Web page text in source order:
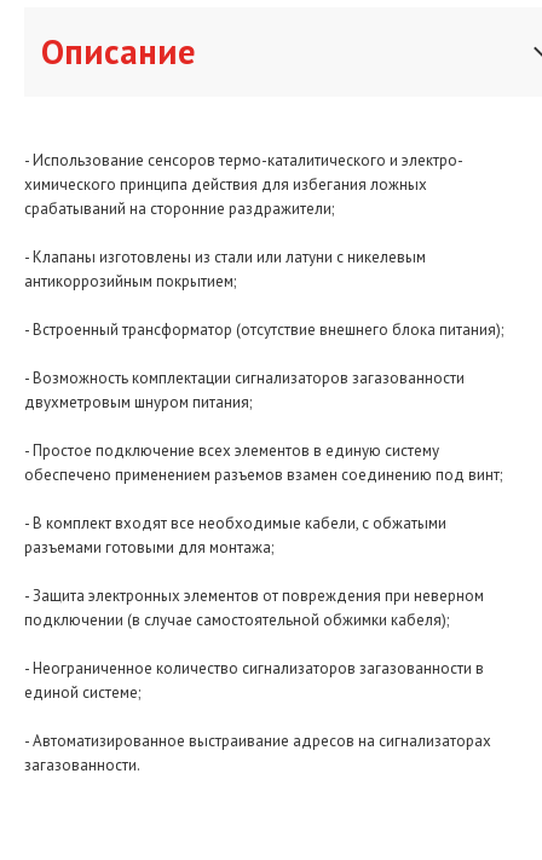
Описание
- Использование сенсоров термо-каталитического и электро-
химического принципа действия для избегания ложных
срабатываний на сторонние раздражители;
- Клапаны изготовлены из стали или латуни с никелевым
антикоррозийным покрытием;
- Встроенный трансформатор (отсутствие внешнего блока питания);
- Возможность комплектации сигнализаторов загазованности
двухметровым шнуром питания;
- Простое подключение всех элементов в единую систему
обеспечено применением разъемов взамен соединению под винт;
- В комплект входят все необходимые кабели, с обжатыми
разъемами готовыми для монтажа;
- Защита электронных элементов от повреждения при неверном
подключении (в случае самостоятельной обжимки кабеля);
- Неограниченное количество сигнализаторов загазованности в
единой системе;
- Автоматизированное выстраивание адресов на сигнализаторах
загазованности.